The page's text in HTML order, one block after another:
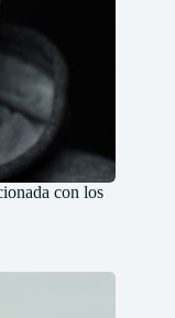
con los